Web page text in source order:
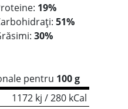
19%
51%
30%
pentru 100 g
1172 kj / 280 kCal